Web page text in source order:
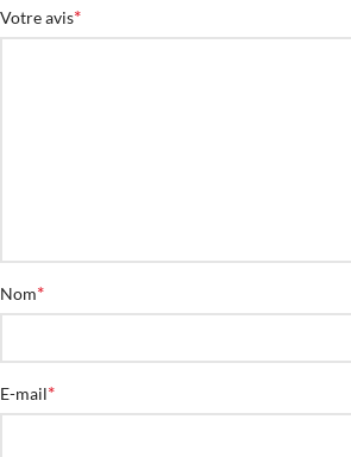
Votre avis*
Nom*
E-mail*